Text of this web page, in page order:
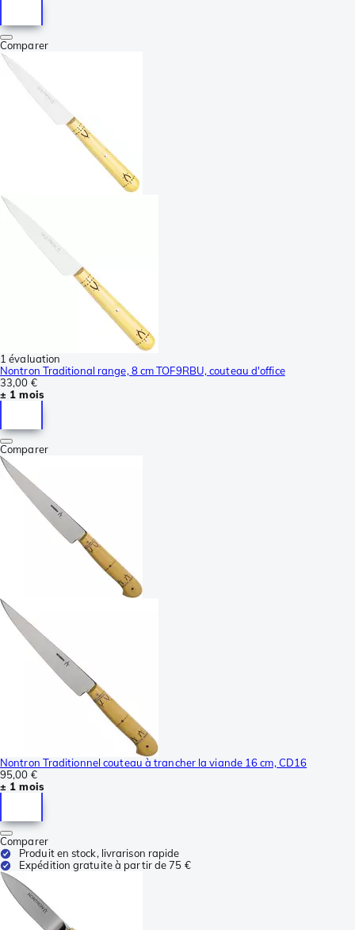
Comparer
1 évaluation
Nontron Traditional range, 8 cm TOF9RBU, couteau d'office
33,00 €
± 1 mois
Comparer
Nontron Traditionnel couteau à trancher la viande 16 cm, CD16
95,00 €
± 1 mois
Comparer
Produit en stock, livrarison rapide
Expédition gratuite à partir de 75 €